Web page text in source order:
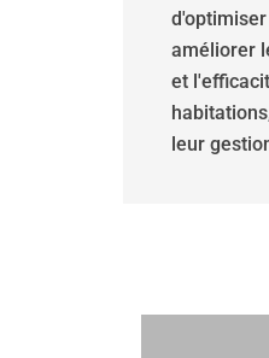
améliorer
et
leur